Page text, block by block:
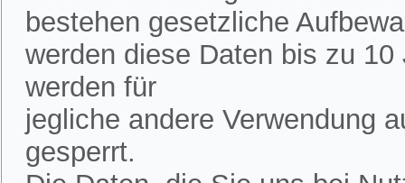
bestehen gesetzliche
werden diese Daten bis zu
werden für
jegliche andere Verwendung
gesperrt.